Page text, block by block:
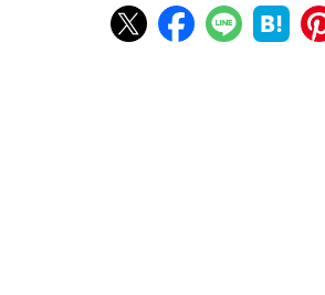
たことにより、30年ぶりに当時の記憶がよ
一体どこでカイカイの気持ち良さを覚えた